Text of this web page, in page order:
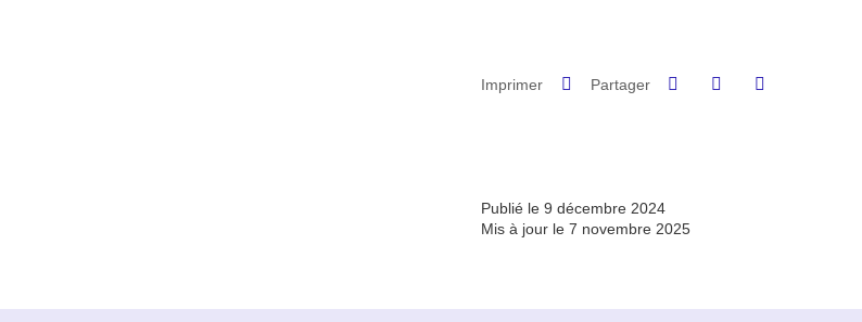
Imprimer Partager Partager sur Facebook
Partager sur LinkedIn
Publié le 9 décembre 2024
Mis à jour le 7 novembre 2025